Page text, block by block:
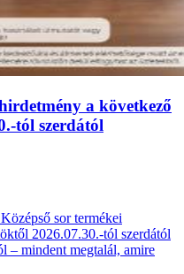
a következő
tól szerdától
sor termékei
2026.07.30.-tól szerdától
– mindent megtalál, amire